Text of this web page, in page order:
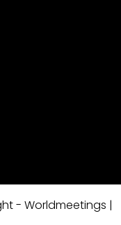
- Worldmeetings |